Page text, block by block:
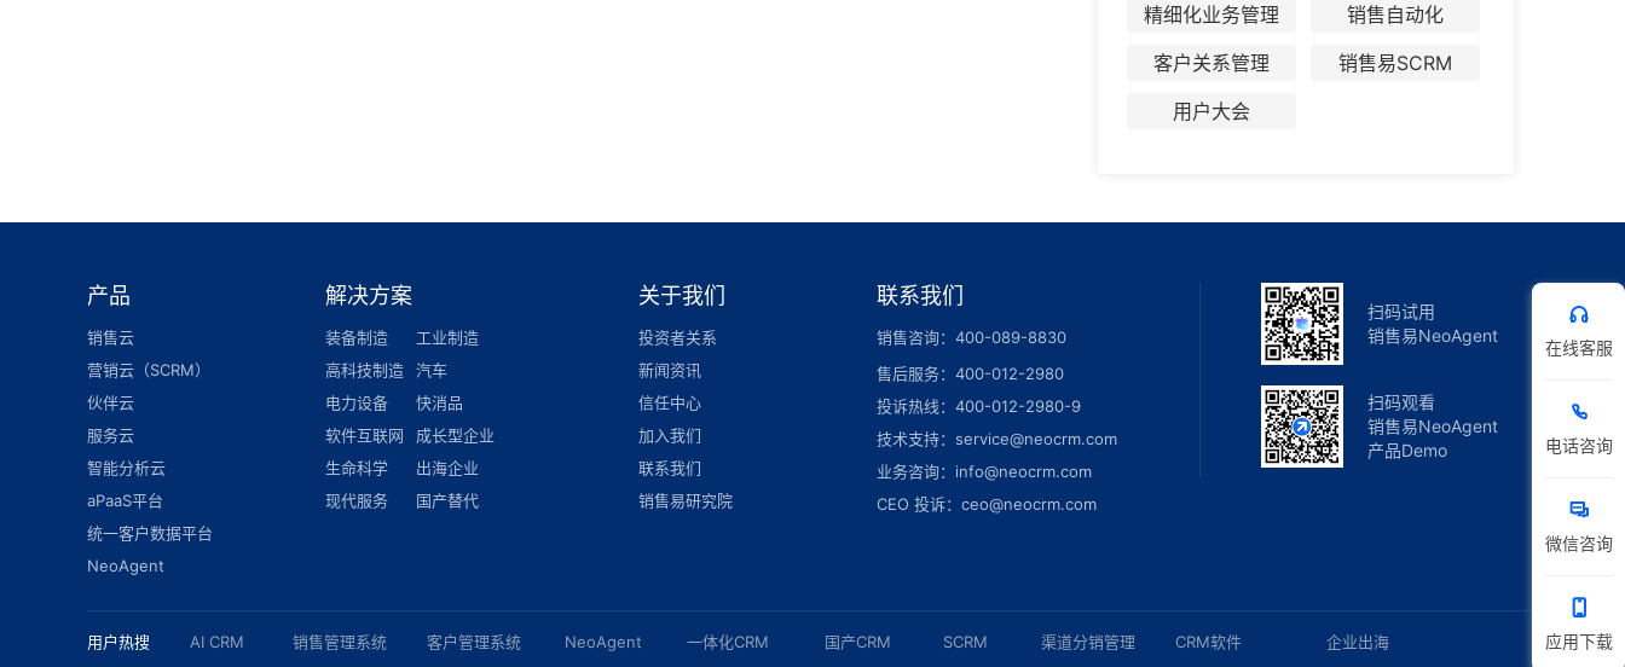
精细化业务管理
销售自动化
客户关系管理
销售易SCRM
用户大会
产品
销售云
营销云（SCRM）
伙伴云
服务云
智能分析云
aPaaS平台
统一客户数据平台
NeoAgent
解决方案
装备制造
工业制造
高科技制造
汽车
电力设备
快消品
软件互联网
成长型企业
生命科学
出海企业
现代服务
国产替代
关于我们
投资者关系
新闻资讯
信任中心
加入我们
联系我们
销售易研究院
联系我们
销售咨询：400-089-8830
售后服务：400-012-2980
投诉热线：400-012-2980-9
技术支持：service@neocrm.com
业务咨询：info@neocrm.com
CEO 投诉：ceo@neocrm.com
扫码试用
销售易NeoAgent
扫码观看
销售易NeoAgent
产品Demo
用户热搜
AI CRM
销售管理系统
客户管理系统
NeoAgent
一体化CRM
国产CRM
SCRM
渠道分销管理
CRM软件
企业出海
在线客服
电话咨询
微信咨询
应用下载